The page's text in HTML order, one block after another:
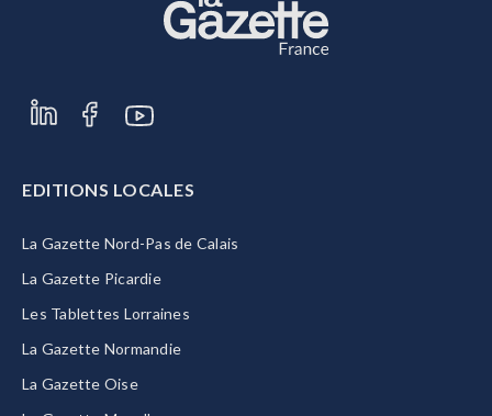
EDITIONS LOCALES
La Gazette Nord-Pas de Calais
La Gazette Picardie
Les Tablettes Lorraines
La Gazette Normandie
La Gazette Oise